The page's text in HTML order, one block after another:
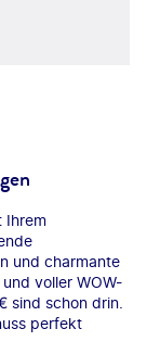
Ihrem
und charmante
voller WOW-
sind schon drin.
perfekt